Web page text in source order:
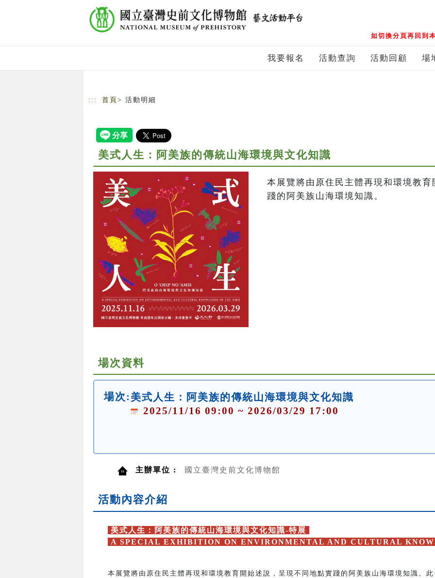
如切換分頁再回到
我要報名 活動查詢 活動回顧 場
::: 首頁 > 活動明細
美式人生：阿美族的傳統山海環境與文化知識
本展覽將由原住民主體再現和環境教
踐的阿美族山海環境知識。
場次資料
場次: 美式人生：阿美族的傳統山海環境與文化知識
2025/11/16 09:00 ~ 2026/03/29 17:00
主辦單位 : 國立臺灣史前文化博物館
活動內容介紹
美式人生：阿美族的傳統山海環境與文化知識-特展
A SPECIAL EXHIBITION ON ENVIRONMENTAL AND CULTURAL
本展覽將由原住民主體再現和環境教育開始述說，呈現不同地點實踐的阿美族山海環境知識。